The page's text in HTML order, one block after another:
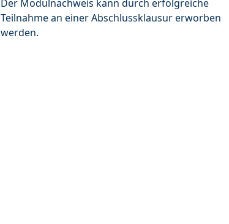
Der Modulnachweis kann durch erfolgreiche
Teilnahme an einer Abschlussklausur erworben
werden.